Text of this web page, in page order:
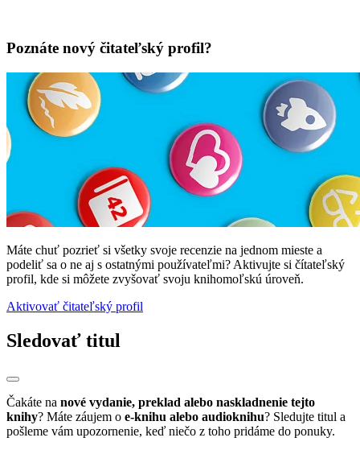
Poznáte nový čitateľský profil?
Máte chuť pozrieť si všetky svoje recenzie na jednom mieste a
podeliť sa o ne aj s ostatnými používateľmi? Aktivujte si čítateľský
profil, kde si môžete zvyšovať svoju knihomoľskú úroveň.
Aktivovať čitateľský profil
Sledovať titul
Čakáte na nové vydanie, preklad alebo naskladnenie tejto
knihy? Máte záujem o e-knihu alebo audioknihu? Sledujte titul a
pošleme vám upozornenie, keď niečo z toho pridáme do ponuky.